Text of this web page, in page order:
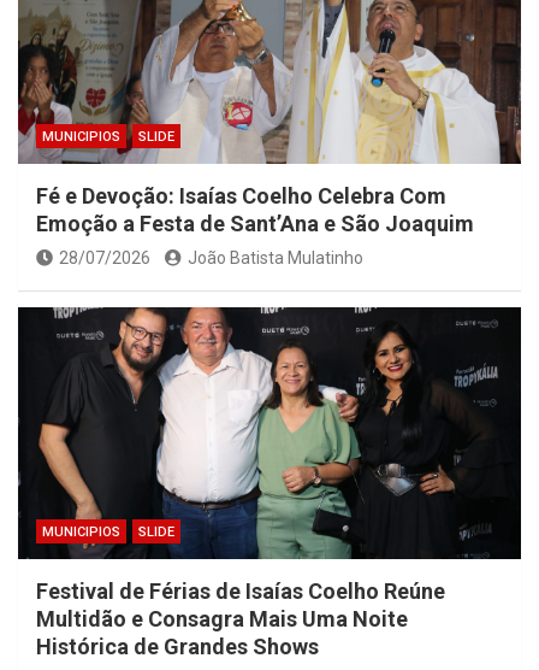
MUNICIPIOS SLIDE
Fé e Devoção: Isaías Coelho Celebra Com
Emoção a Festa de Sant’Ana e São Joaquim
28/07/2026 João Batista Mulatinho
MUNICIPIOS SLIDE
Festival de Férias de Isaías Coelho Reúne
Multidão e Consagra Mais Uma Noite
Histórica de Grandes Shows